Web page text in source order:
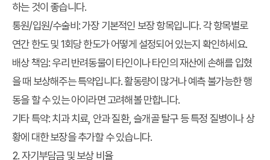
하는 것이 좋습니다.
통원/입원/수술비:가장 기본적인 보장 항목입니다. 각 항목별로
연간 한도 및 1회당 한도가 어떻게 설정되어 있는지 확인하세요.
배상 책임:우리 반려동물이 타인이나 타인의 재산에 손해를 입혔
을 때 보상해주는 특약입니다. 활동량이 많거나 예측 불가능한 행
동을 할 수 있는 아이라면 고려해볼 만합니다.
기타 특약:치과 치료, 안과 질환, 슬개골 탈구 등 특정 질병이나 상
황에 대한 보장을 추가할 수 있습니다.
2. 자기부담금 및 보상 비율